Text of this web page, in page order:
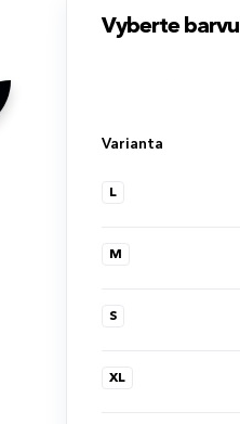
Vyberte
Varianta
L
M
S
XL